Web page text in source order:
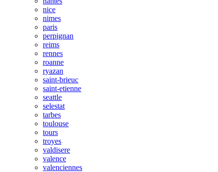
nice
nimes
paris
perpignan
reims
rennes
roanne
ryazan
saint-brieuc
saint-etienne
seattle
selestat
tarbes
toulouse
tours
troyes
valdisere
valence
valenciennes